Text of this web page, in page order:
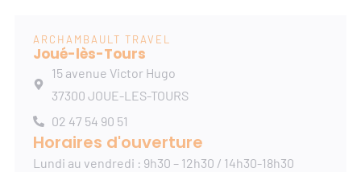
ARCHAMBAULT TRAVEL
Joué-lès-Tours
15 avenue Victor Hugo
37300 JOUE-LES-TOURS
02 47 54 90 51
Horaires d'ouverture
Lundi au vendredi : 9h30 – 12h30 / 14h30-18h30